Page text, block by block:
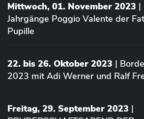
Mittwoch, 01. November 2023 |
Jahrgänge Poggio Valente der
Pupille
22. bis 26. Oktober 2023 |
2023 mit Adi Werner und Ralf
Freitag, 29. September 2023 |